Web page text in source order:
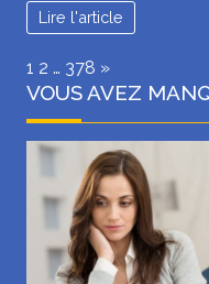
Lire l'article
Page:
1 2 … 378 Next
»
VOUS AVEZ